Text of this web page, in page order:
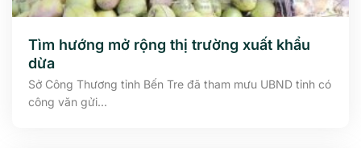
Tìm hướng mở rộng thị trường xuất khẩu
dừa
Sở Công Thương tỉnh Bến Tre đã tham mưu UBND tỉnh có
công văn gửi...